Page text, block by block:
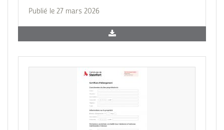
Publié le 27 mars 2026